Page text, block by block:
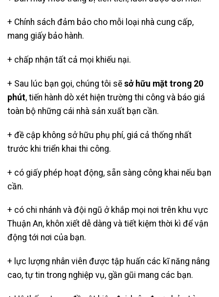
+ Chính sách đảm bảo cho mỗi loại nhà cung cấp,
mang giấy bảo hành.
+ chấp nhận tất cả mọi khiếu nại.
+ Sau lúc bạn gọi, chúng tôi sẽ sở hữu mặt trong 20
phút, tiến hành dò xét hiện trường thi công và báo giá
toàn bộ những cái nhà sản xuất bạn cần.
+ đề cập không sở hữu phụ phí, giá cả thống nhất
trước khi triển khai thi công.
+ có giấy phép hoạt động, sẵn sàng công khai nếu bạn
cần.
+ có chi nhánh và đội ngũ ở khắp mọi nơi trên khu vực
Thuận An, khôn xiết dễ dàng và tiết kiệm thời kì để vận
động tới nơi của bạn.
+ lực lượng nhân viên được tập huấn các kĩ năng nâng
cao, tự tin trong nghiệp vụ, gần gũi mang các bạn.